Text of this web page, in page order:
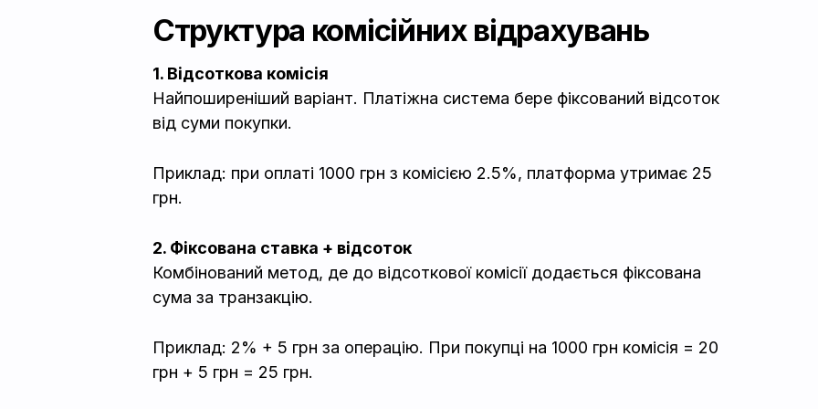
Структура комісійних відрахувань
1. Відсоткова комісія
Найпоширеніший варіант. Платіжна система бере фіксований відсоток
від суми покупки.
Приклад: при оплаті 1000 грн з комісією 2.5%, платформа утримає 25
грн.
2. Фіксована ставка + відсоток
Комбінований метод, де до відсоткової комісії додається фіксована
сума за транзакцію.
Приклад: 2% + 5 грн за операцію. При покупці на 1000 грн комісія = 20
грн + 5 грн = 25 грн.